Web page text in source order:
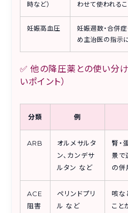
時など）
わせて使われるこ
妊娠高血圧
妊娠週数・合併
め主治医の指示に
✅ 他の降圧薬との使い分
いポイント）
分類 例
ARB
オルメサルタ
ン、カンデサ
ルタン など
腎・
景で
の併
ACE
阻害
ペリンドプリ
ル など
咳な
こと